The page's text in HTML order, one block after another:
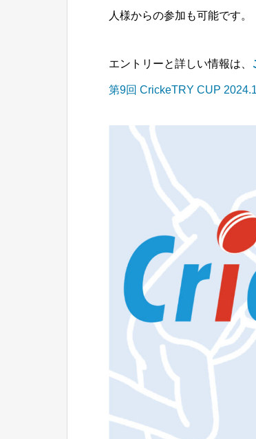
人様からの参加も可能です。
エントリーと詳しい情報は、
第9回 CrickeTRY CUP